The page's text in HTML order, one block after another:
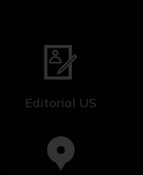
Editorial US